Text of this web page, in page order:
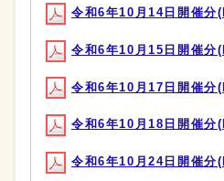
令和6年10月14日開催
令和6年10月15日開催
令和6年10月17日開催
令和6年10月18日開催
令和6年10月24日開催